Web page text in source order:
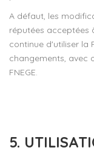
A défaut, les
réputées acceptées
continue d'utiliser la
changements, avec
FNEGE.
5.